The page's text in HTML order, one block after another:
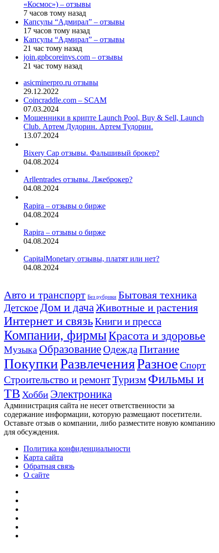
«Космос») – отзывы
7 часов тому назад
Капсулы “Адмирал” – отзывы
17 часов тому назад
Капсулы “Адмирал” – отзывы
21 час тому назад
join.gpbcoreinvs.com – отзывы
21 час тому назад
asicminerpro.ru отзывы
29.12.2022
Coincraddle.com – SCAM
07.03.2024
Мошенники в крипте Launch Pool, Buy & Sell, Launch
Club. Артем Дудорин. Артем Тудорин.
13.07.2024
Bixery Cap отзывы. Фальшивый брокер?
04.08.2024
Arllentrades отзывы. Лжеброкер?
04.08.2024
Rapira – отзывы о бирже
04.08.2024
Rapira – отзывы о бирже
04.08.2024
CapitalMonetary отзывы, платят или нет?
04.08.2024
Авто и транспорт Без рубрики Бытовая техника
Детское Дом и дача Животные и растения
Интернет и связьКниги и пресса
Компании, фирмыКрасота и здоровье
Музыка ОбразованиеОдежда Питание
ПокупкиРазвлеченияРазное Спорт
Строительство и ремонтТуризм Фильмы и
ТВ Хобби Электроника
Администрация сайта не несет ответственности за
содержание информации, которую размещают посетители.
Оставьте отзыв о компании, либо разместите новую компанию
для обсуждения.
Политика конфиденциальности
Карта сайта
Обратная связь
О сайте